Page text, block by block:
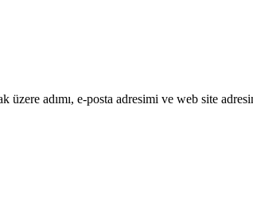
üzere adımı, e-posta adresimi ve web site